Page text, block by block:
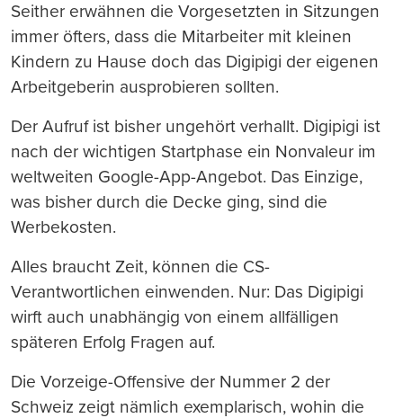
Seither erwähnen die Vorgesetzten in Sitzungen
immer öfters, dass die Mitarbeiter mit kleinen
Kindern zu Hause doch das Digipigi der eigenen
Arbeitgeberin ausprobieren sollten.
Der Aufruf ist bisher ungehört verhallt. Digipigi ist
nach der wichtigen Startphase ein Nonvaleur im
weltweiten Google-App-Angebot. Das Einzige,
was bisher durch die Decke ging, sind die
Werbekosten.
Alles braucht Zeit, können die CS-
Verantwortlichen einwenden. Nur: Das Digipigi
wirft auch unabhängig von einem allfälligen
späteren Erfolg Fragen auf.
Die Vorzeige-Offensive der Nummer 2 der
Schweiz zeigt nämlich exemplarisch, wohin die